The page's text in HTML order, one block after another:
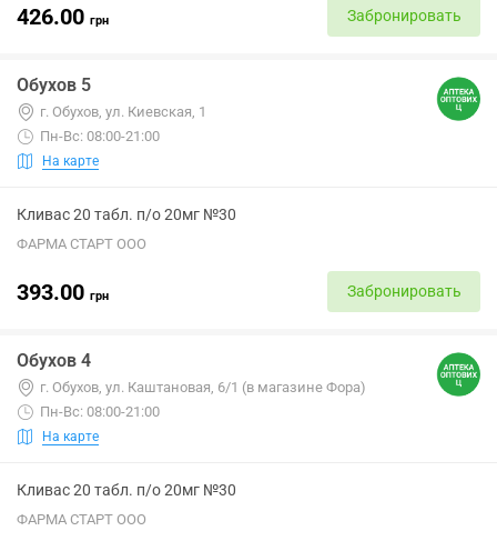
426.00 грн Забронировать
Обухов 5
г. Обухов, ул. Киевская, 1
Пн-Вс: 08:00-21:00
На карте
Кливас 20 табл. п/о 20мг №30
ФАРМА СТАРТ ООО
393.00 грн Забронировать
Обухов 4
г. Обухов, ул. Каштановая, 6/1 (в магазине Фора)
Пн-Вс: 08:00-21:00
На карте
Кливас 20 табл. п/о 20мг №30
ФАРМА СТАРТ ООО